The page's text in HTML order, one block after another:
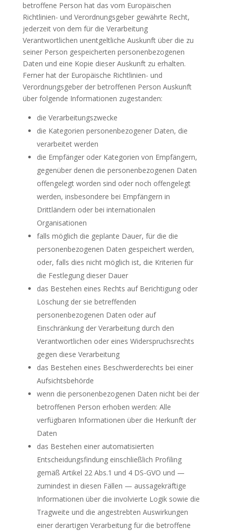
betroffene Person hat das vom Europäischen
Richtlinien- und Verordnungsgeber gewährte Recht,
jederzeit von dem für die Verarbeitung
Verantwortlichen unentgeltliche Auskunft über die zu
seiner Person gespeicherten personenbezogenen
Daten und eine Kopie dieser Auskunft zu erhalten.
Ferner hat der Europäische Richtlinien- und
Verordnungsgeber der betroffenen Person Auskunft
über folgende Informationen zugestanden:
die Verarbeitungszwecke
die Kategorien personenbezogener Daten, die
verarbeitet werden
die Empfänger oder Kategorien von Empfängern,
gegenüber denen die personenbezogenen Daten
offengelegt worden sind oder noch offengelegt
werden, insbesondere bei Empfängern in
Drittländern oder bei internationalen
Organisationen
falls möglich die geplante Dauer, für die die
personenbezogenen Daten gespeichert werden,
oder, falls dies nicht möglich ist, die Kriterien für
die Festlegung dieser Dauer
das Bestehen eines Rechts auf Berichtigung oder
Löschung der sie betreffenden
personenbezogenen Daten oder auf
Einschränkung der Verarbeitung durch den
Verantwortlichen oder eines Widerspruchsrechts
gegen diese Verarbeitung
das Bestehen eines Beschwerderechts bei einer
Aufsichtsbehörde
wenn die personenbezogenen Daten nicht bei der
betroffenen Person erhoben werden: Alle
verfügbaren Informationen über die Herkunft der
Daten
das Bestehen einer automatisierten
Entscheidungsfindung einschließlich Profiling
gemäß Artikel 22 Abs.1 und 4 DS-GVO und —
zumindest in diesen Fällen — aussagekräftige
Informationen über die involvierte Logik sowie die
Tragweite und die angestrebten Auswirkungen
einer derartigen Verarbeitung für die betroffene